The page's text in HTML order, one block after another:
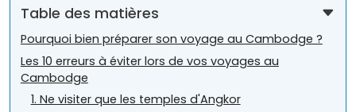
Table des matières
Pourquoi bien préparer son voyage au Cambodge ?
Les 10 erreurs à éviter lors de vos voyages au
Cambodge
1. Ne visiter que les temples d'Angkor